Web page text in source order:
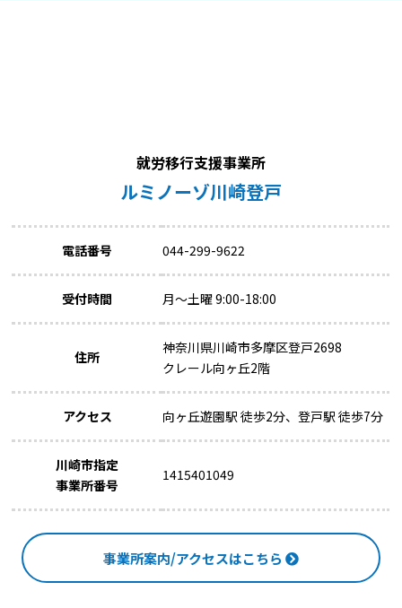
就労移行支援事業所
ルミノーゾ川崎登戸
電話番号 044-299-9622
受付時間 月～土曜 9:00-18:00
住所
神奈川県川崎市多摩区登戸2698
クレール向ヶ丘2階
アクセス 向ヶ丘遊園駅 徒歩2分、登戸駅 徒歩7分
川崎市指定
事業所番号
1415401049
事業所案内/アクセスはこちら